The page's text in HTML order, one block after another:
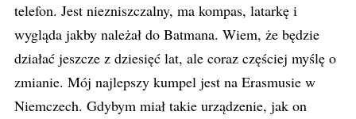
telefon. Jest niezniszczalny, ma kompas, latarkę i
wygląda jakby należał do Batmana. Wiem, że będzie
działać jeszcze z dziesięć lat, ale coraz częściej myślę o
zmianie. Mój najlepszy kumpel jest na Erasmusie w
Niemczech. Gdybym miał takie urządzenie, jak on